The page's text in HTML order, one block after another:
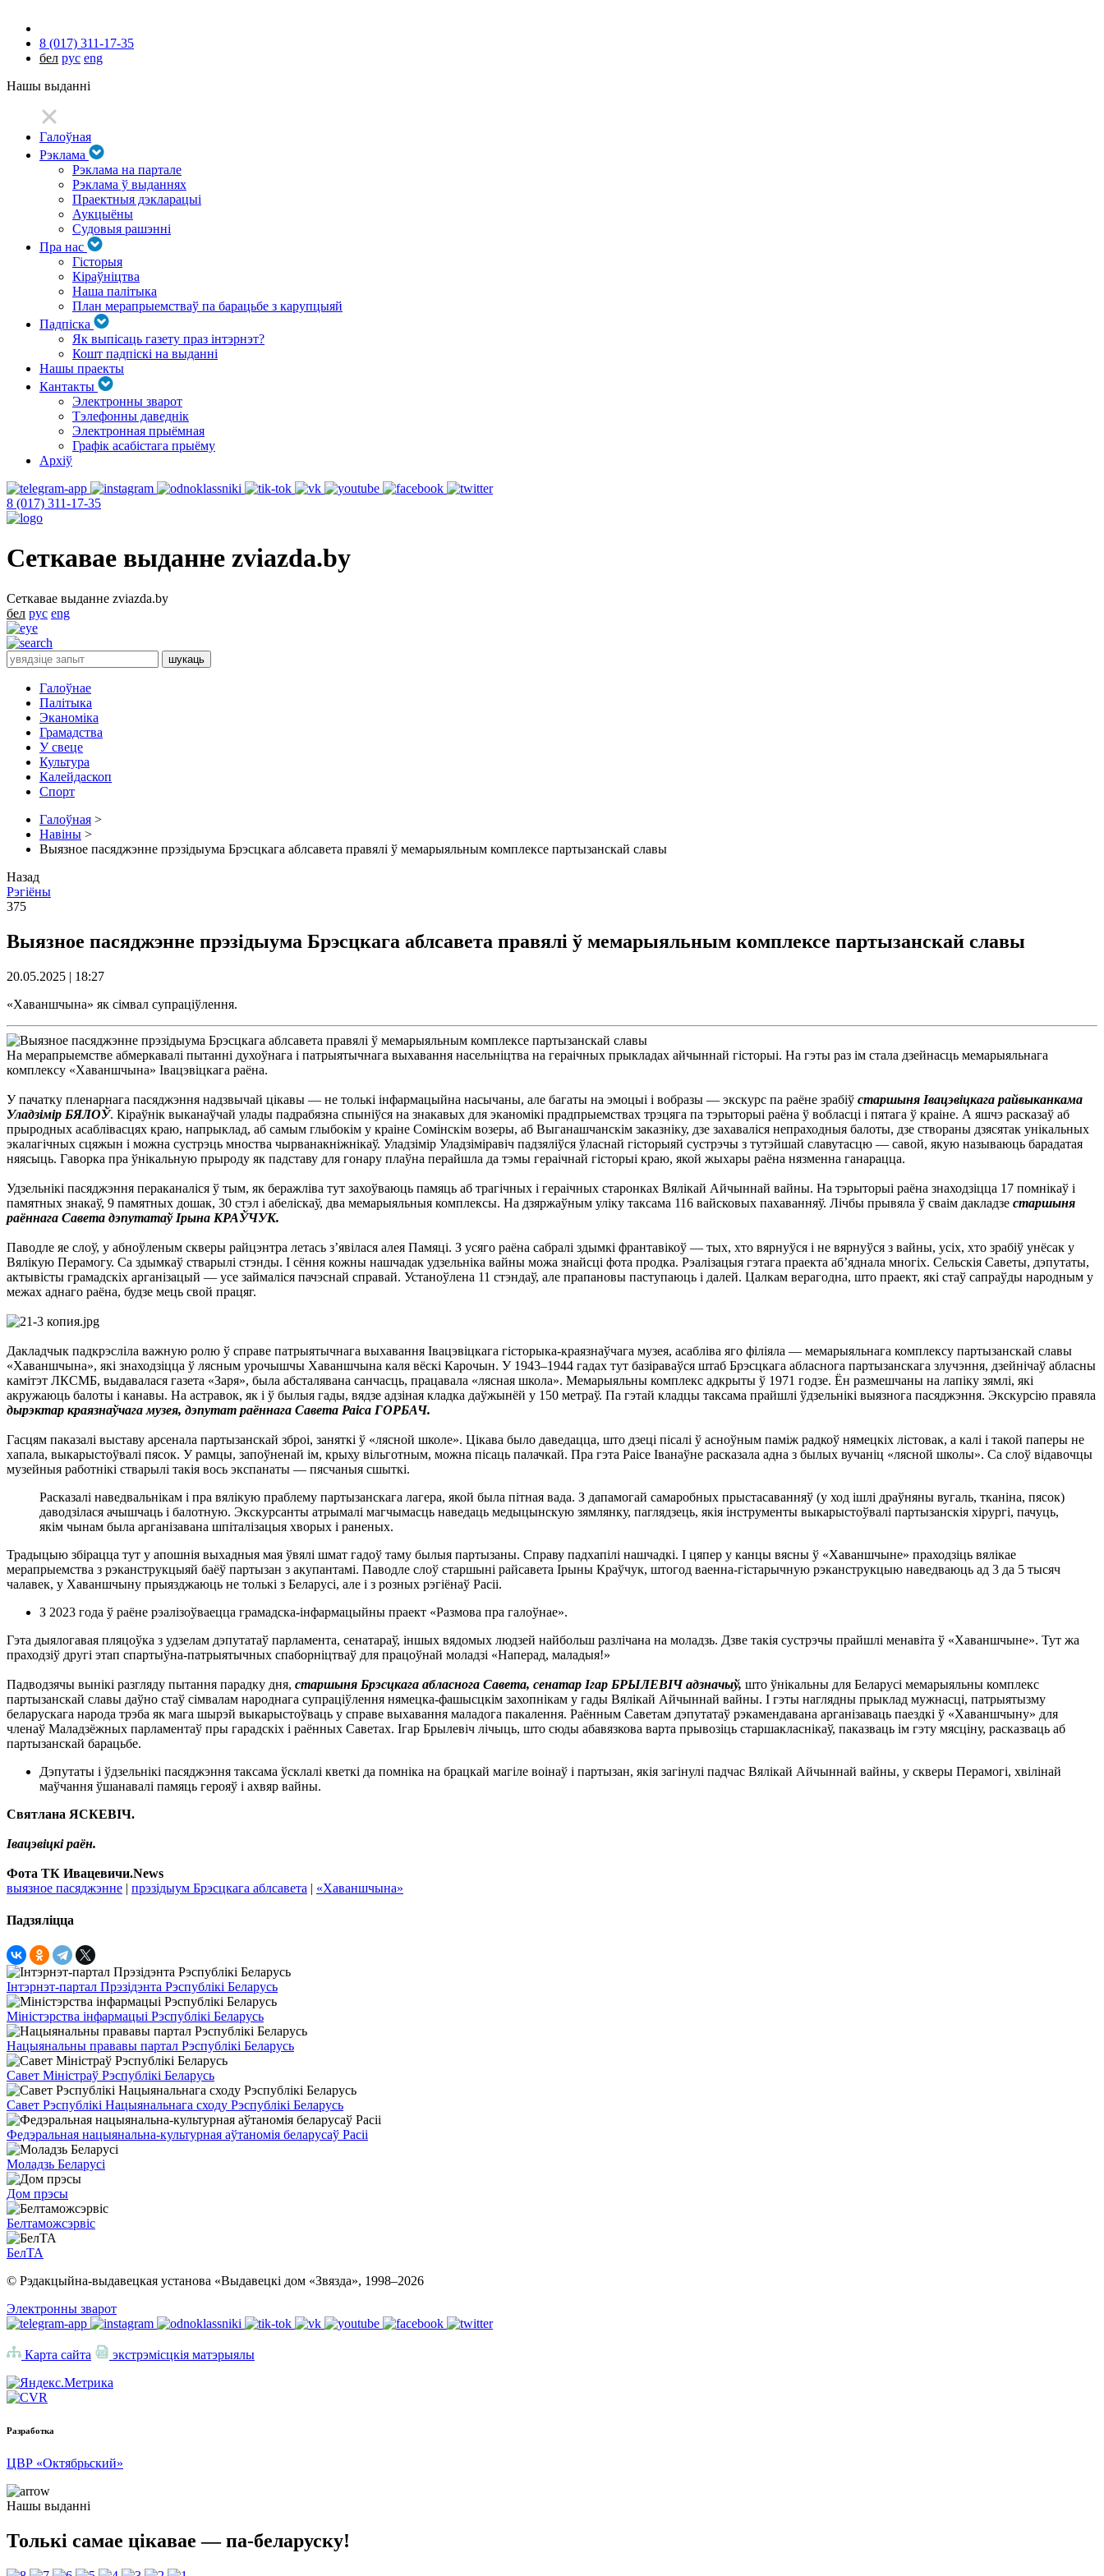
8 (017) 311-17-35
бел рус eng
Нашы выданні
Галоўная
Рэклама
Рэклама на партале
Рэклама ў выданнях
Праектныя дэкларацыі
Аукцыёны
Судовыя рашэнні
Пра нас
Гісторыя
Кіраўніцтва
Наша палітыка
План мерапрыемстваў па барацьбе з карупцыяй
Падпіска
Як выпісаць газету праз інтэрнэт?
Кошт падпіскі на выданні
Нашы праекты
Кантакты
Электронны зварот
Тэлефонны даведнік
Электронная прыёмная
Графік асабістага прыёму
Архіў
8 (017) 311-17-35
Сеткавае выданне zviazda.by
Сеткавае выданне zviazda.by
бел рус eng
Галоўнае
Палітыка
Эканоміка
Грамадства
У свеце
Культура
Калейдаскоп
Спорт
Галоўная >
Навіны >
Выязное пасяджэнне прэзідыума Брэсцкага аблсавета правялі ў мемарыяльным комплексе партызанскай славы
Назад
Рэгіёны
375
Выязное пасяджэнне прэзідыума Брэсцкага аблсавета правялі ў мемарыяльным комплексе партызанскай славы
20.05.2025 | 18:27
«Хаваншчына» як сімвал супраціўлення.
На мерапрыемстве абмеркавалі пытанні духоўнага і патрыятычнага выхавання насельніцтва на гераічных прыкладах айчыннай гісторыі. На гэты раз ім стала дзейнасць мемарыяльнага
комплексу «Хаваншчына» Івацэвіцкага раёна.
У пачатку пленарнага пасяджэння надзвычай цікавы — не толькі інфармацыйна насычаны, але багаты на эмоцыі і вобразы — экскурс па раёне зрабіў старшыня Івацэвіцкага райвыканкама
Уладзімір БЯЛОЎ. Кіраўнік выканаўчай улады падрабязна спыніўся на знакавых для эканомікі прадпрыемствах трэцяга па тэрыторыі раёна ў вобласці і пятага ў краіне. А яшчэ расказаў аб
прыродных асаблівасцях краю, напрыклад, аб самым глыбокім у краіне Сомінскім возеры, аб Выганашчанскім заказніку, дзе захаваліся непраходныя балоты, дзе створаны дзясятак унікальных
экалагічных сцяжын і можна сустрэць мноства чырванакніжнікаў. Уладзімір Уладзіміравіч падзяліўся ўласнай гісторыяй сустрэчы з тутэйшай славутасцю — савой, якую называюць барадатая
няясыць. Гаворка пра ўнікальную прыроду як падставу для гонару плаўна перайшла да тэмы гераічнай гісторыі краю, якой жыхары раёна нязменна ганарацца.
Удзельнікі пасяджэння пераканаліся ў тым, як беражліва тут захоўваюць памяць аб трагічных і гераічных старонках Вялікай Айчыннай вайны. На тэрыторыі раёна знаходзіцца 17 помнікаў і
памятных знакаў, 9 памятных дошак, 30 стэл і абеліскаў, два мемарыяльныя комплексы. На дзяржаўным уліку таксама 116 вайсковых пахаванняў. Лічбы прывяла ў сваім дакладзе старшыня
раённага Савета дэпутатаў Ірына КРАЎЧУК.
Паводле яе слоў, у абноўленым скверы райцэнтра летась з’явілася алея Памяці. З усяго раёна сабралі здымкі франтавікоў — тых, хто вярнуўся і не вярнуўся з вайны, усіх, хто зрабіў унёсак у
Вялікую Перамогу. Са здымкаў стварылі стэнды. І сёння кожны нашчадак удзельніка вайны можа знайсці фота продка. Рэалізацыя гэтага праекта аб’яднала многіх. Сельскія Саветы, дэпутаты,
актывісты грамадскіх арганізацый — усе займаліся пачэснай справай. Устаноўлена 11 стэндаў, але прапановы паступаюць і далей. Цалкам верагодна, што праект, які стаў сапраўды народным у
межах аднаго раёна, будзе мець свой працяг.
Дакладчык падкрэсліла важную ролю ў справе патрыятычнага выхавання Івацэвіцкага гісторыка-краязнаўчага музея, асабліва яго філіяла — мемарыяльнага комплексу партызанскай славы
«Хаваншчына», які знаходзіцца ў лясным урочышчы Хаваншчына каля вёскі Карочын. У 1943–1944 гадах тут базіраваўся штаб Брэсцкага абласнога партызанскага злучэння, дзейнічаў абласны
камітэт ЛКСМБ, выдавалася газета «Заря», была абсталявана санчасць, працавала «лясная школа». Мемарыяльны комплекс адкрыты ў 1971 годзе. Ён размешчаны на лапіку зямлі, які
акружаюць балоты і канавы. На астравок, як і ў былыя гады, вядзе адзіная кладка даўжынёй у 150 метраў. Па гэтай кладцы таксама прайшлі ўдзельнікі выязнога пасяджэння. Экскурсію правяла
дырэктар краязнаўчага музея, дэпутат раённага Савета Раіса ГОРБАЧ.
Гасцям паказалі выставу арсенала партызанскай зброі, заняткі ў «лясной школе». Цікава было даведацца, што дзеці пісалі ў асноўным паміж радкоў нямецкіх лістовак, а калі і такой паперы не
хапала, выкарыстоўвалі пясок. У рамцы, запоўненай ім, крыху вільготным, можна пісаць палачкай. Пра гэта Раісе Іванаўне расказала адна з былых вучаніц «лясной школы». Са слоў відавочцы
музейныя работнікі стварылі такія вось экспанаты — пясчаныя сшыткі.
Расказалі наведвальнікам і пра вялікую праблему партызанскага лагера, якой была пітная вада. З дапамогай самаробных прыстасаванняў (у ход ішлі драўняны вугаль, тканіна, пясок)
даводзілася ачышчаць і балотную. Экскурсанты атрымалі магчымасць наведаць медыцынскую зямлянку, паглядзець, якія інструменты выкарыстоўвалі партызанскія хірургі, пачуць,
якім чынам была арганізавана шпіталізацыя хворых і раненых.
Традыцыю збірацца тут у апошнія выхадныя мая ўвялі шмат гадоў таму былыя партызаны. Справу падхапілі нашчадкі. І цяпер у канцы вясны ў «Хаваншчыне» праходзіць вялікае
мерапрыемства з рэканструкцыяй баёў партызан з акупантамі. Паводле слоў старшыні райсавета Ірыны Краўчук, штогод ваенна-гістарычную рэканструкцыю наведваюць ад 3 да 5 тысяч
чалавек, у Хаваншчыну прыязджаюць не толькі з Беларусі, але і з розных рэгіёнаў Расіі.
З 2023 года ў раёне рэалізоўваецца грамадска-інфармацыйны праект «Размова пра галоўнае».
Гэта дыялогавая пляцоўка з удзелам дэпутатаў парламента, сенатараў, іншых вядомых людзей найбольш разлічана на моладзь. Дзве такія сустрэчы прайшлі менавіта ў «Хаваншчыне». Тут жа
праходзіў другі этап спартыўна-патрыятычных спаборніцтваў для працоўнай моладзі «Наперад, маладыя!»
Падводзячы вынікі разгляду пытання парадку дня, старшыня Брэсцкага абласнога Савета, сенатар Ігар БРЫЛЕВІЧ адзначыў, што ўнікальны для Беларусі мемарыяльны комплекс
партызанскай славы даўно стаў сімвалам народнага супраціўлення нямецка-фашысцкім захопнікам у гады Вялікай Айчыннай вайны. І гэты наглядны прыклад мужнасці, патрыятызму
беларускага народа трэба як мага шырэй выкарыстоўваць у справе выхавання маладога пакалення. Раённым Саветам дэпутатаў рэкамендавана арганізаваць паездкі ў «Хаваншчыну» для
членаў Маладзёжных парламентаў пры гарадскіх і раённых Саветах. Ігар Брылевіч лічыць, што сюды абавязкова варта прывозіць старшакласнікаў, паказваць ім гэту мясціну, расказваць аб
партызанскай барацьбе.
Дэпутаты і ўдзельнікі пасяджэння таксама ўсклалі кветкі да помніка на брацкай магіле воінаў і партызан, якія загінулі падчас Вялікай Айчыннай вайны, у скверы Перамогі, хвілінай
маўчання ўшанавалі памяць герояў і ахвяр вайны.
Святлана ЯСКЕВІЧ.
Івацэвіцкі раён.
Фота ТК Ивацевичи.News
выязное пасяджэнне | прэзідыум Брэсцкага аблсавета | «Хаваншчына»
Падзяліцца
Інтэрнэт-партал Прэзідэнта Рэспублікі Беларусь
Міністэрства інфармацыі Рэспублікі Беларусь
Нацыянальны прававы партал Рэспублікі Беларусь
Савет Міністраў Рэспублікі Беларусь
Савет Рэспублікі Нацыянальнага сходу Рэспублікі Беларусь
Федэральная нацыянальна-культурная аўтаномія беларусаў Расіі
Моладзь Беларусі
Дом прэсы
Белтаможсэрвіс
БелТА
© Рэдакцыйна-выдавецкая установа «Выдавецкі дом «Звязда», 1998–2026
Электронны зварот
Карта сайта экстрэмісцкія матэрыялы
Разработка
ЦВР «Октябрьский»
Нашы выданні
Толькі самае цікавае — па-беларуску!